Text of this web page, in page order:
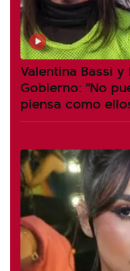
Valentina Bassi
Gobierno: "No
piensa como